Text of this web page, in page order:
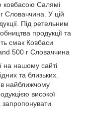
ковбасою Салямі
Словаччина. У цій
Під ретельним
продукції та
смак Ковбаси
500 г Словаччина
на нашому сайті
та близьких.
найближчому
високої